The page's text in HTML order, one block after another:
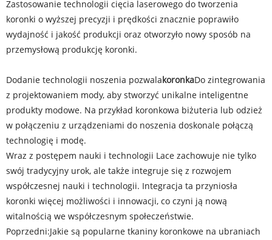
Zastosowanie technologii cięcia laserowego do tworzenia
koronki o wyższej precyzji i prędkości znacznie poprawiło
wydajność i jakość produkcji oraz otworzyło nowy sposób na
przemysłową produkcję koronki.
Dodanie technologii noszenia pozwalakoronkaDo zintegrowania
z projektowaniem mody, aby stworzyć unikalne inteligentne
produkty modowe. Na przykład koronkowa biżuteria lub odzież
w połączeniu z urządzeniami do noszenia doskonale połączą
technologię i modę.
Wraz z postępem nauki i technologii Lace zachowuje nie tylko
swój tradycyjny urok, ale także integruje się z rozwojem
współczesnej nauki i technologii. Integracja ta przyniosła
koronki więcej możliwości i innowacji, co czyni ją nową
witalnością we współczesnym społeczeństwie.
Poprzedni:Jakie są popularne tkaniny koronkowe na ubraniach